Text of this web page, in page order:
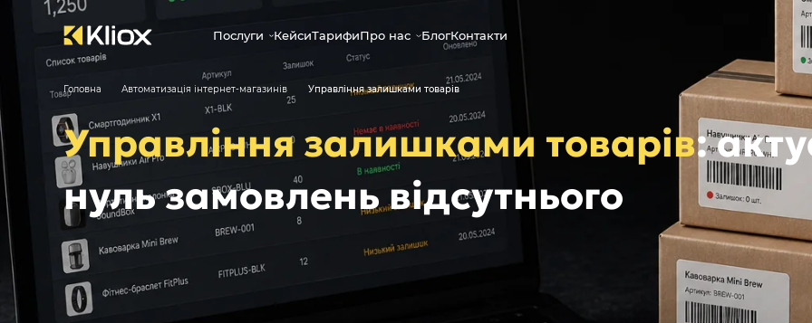
Послуги КейсиТарифиПро нас БлогКонтакти
Головна Автоматизація інтернет-магазинів Управління залишками товарів
Управління залишками товарів:
нуль замовлень відсутнього